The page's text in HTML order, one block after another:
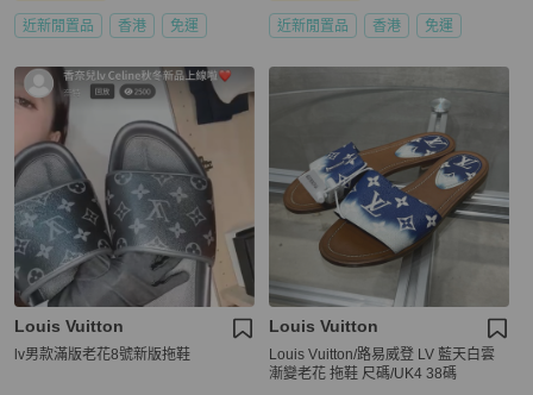
近新閒置品 香港 免運 近新閒置品 香港 免運
Louis Vuitton
lv男款滿版老花8號新版拖鞋
Louis Vuitton
Louis Vuitton/路易威登 LV 藍天白雲
漸變老花 拖鞋 尺碼/UK4 38碼